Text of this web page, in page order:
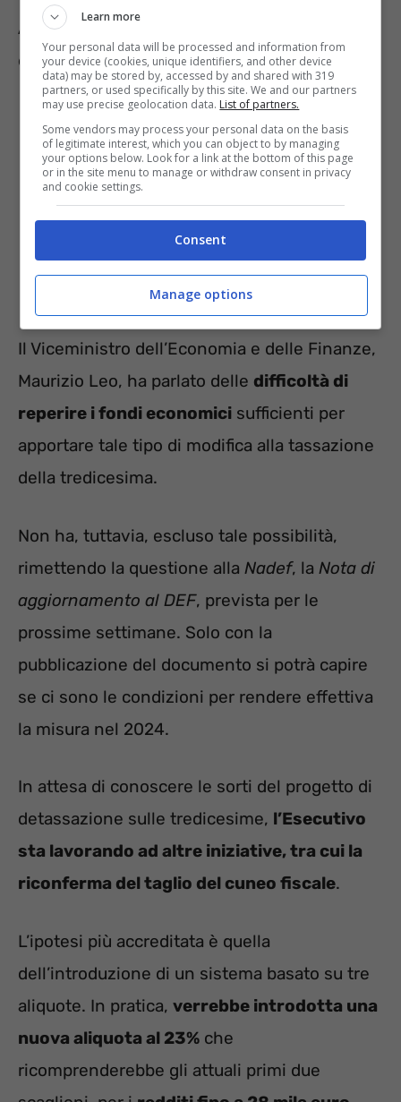
A beneficiare della misura, inoltre, potrebbero
essere anche i pensionati.
Il Viceministro dell’Economia e delle Finanze,
Maurizio Leo, ha parlato delle difficoltà di
reperire i fondi economici sufficienti per
apportare tale tipo di modifica alla tassazione
della tredicesima.
Non ha, tuttavia, escluso tale possibilità,
rimettendo la questione alla Nadef, la Nota di
aggiornamento al DEF, prevista per le
prossime settimane. Solo con la
pubblicazione del documento si potrà capire
se ci sono le condizioni per rendere effettiva
la misura nel 2024.
In attesa di conoscere le sorti del progetto di
detassazione sulle tredicesime, l’Esecutivo
sta lavorando ad altre iniziative, tra cui la
riconferma del taglio del cuneo fiscale.
L’ipotesi più accreditata è quella
dell’introduzione di un sistema basato su tre
aliquote. In pratica, verrebbe introdotta una
nuova aliquota al 23% che
ricomprenderebbe gli attuali primi due
Learn more
Your personal data will be processed and information from
your device (cookies, unique identifiers, and other device
data) may be stored by, accessed by and shared with 319
partners, or used specifically by this site. We and our partners
may use precise geolocation data. List of partners.
Some vendors may process your personal data on the basis
of legitimate interest, which you can object to by managing
your options below. Look for a link at the bottom of this page
or in the site menu to manage or withdraw consent in privacy
and cookie settings.
Consent
Manage options